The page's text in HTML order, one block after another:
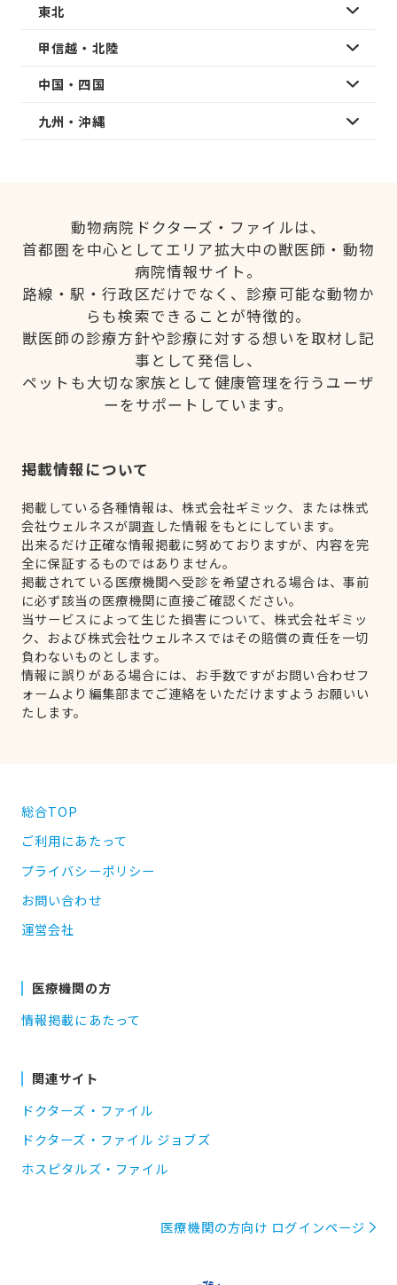
東北
甲信越・北陸
中国・四国
九州・沖縄
動物病院ドクターズ・ファイルは、
首都圏を中心としてエリア拡大中の獣医師・動物
病院情報サイト。
路線・駅・行政区だけでなく、診療可能な動物か
らも検索できることが特徴的。
獣医師の診療方針や診療に対する想いを取材し記
事として発信し、
ペットも大切な家族として健康管理を行うユーザ
ーをサポートしています。
掲載情報について
掲載している各種情報は、株式会社ギミック、または株式
会社ウェルネスが調査した情報をもとにしています。
出来るだけ正確な情報掲載に努めておりますが、内容を完
全に保証するものではありません。
掲載されている医療機関へ受診を希望される場合は、事前
に必ず該当の医療機関に直接ご確認ください。
当サービスによって生じた損害について、株式会社ギミッ
ク、および株式会社ウェルネスではその賠償の責任を一切
負わないものとします。
情報に誤りがある場合には、お手数ですがお問い合わせフ
ォームより編集部までご連絡をいただけますようお願いい
たします。
総合TOP
ご利用にあたって
プライバシーポリシー
お問い合わせ
運営会社
医療機関の方
情報掲載にあたって
関連サイト
ドクターズ・ファイル
ドクターズ・ファイル ジョブズ
ホスピタルズ・ファイル
医療機関の方向け ログインページ